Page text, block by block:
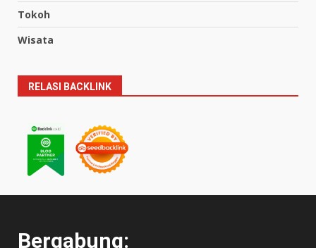
Tokoh
Wisata
RELASI BACKLINK
Bergabung: